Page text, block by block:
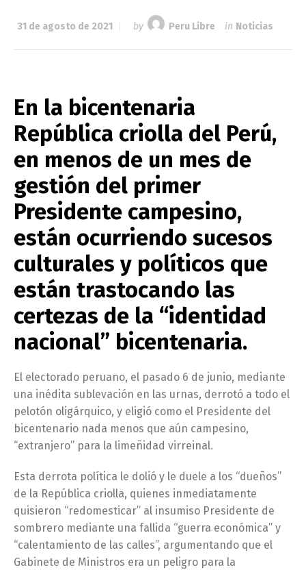
31 de agosto de 2021 by Peru Libre in Noticias
En la bicentenaria
República criolla del Perú,
en menos de un mes de
gestión del primer
Presidente campesino,
están ocurriendo sucesos
culturales y políticos que
están trastocando las
certezas de la “identidad
nacional” bicentenaria.
El electorado peruano, el pasado 6 de junio, mediante
una inédita sublevación en las urnas, derrotó a todo el
pelotón oligárquico, y eligió como el Presidente del
bicentenario nada menos que aún campesino,
“extranjero” para la limeñidad virreinal.
Esta derrota política le dolió y le duele a los “dueños”
de la República criolla, quienes inmediatamente
quisieron “redomesticar” al insumiso Presidente de
sombrero mediante una fallida “guerra económica” y
“calentamiento de las calles”, argumentando que el
Gabinete de Ministros era un peligro para la